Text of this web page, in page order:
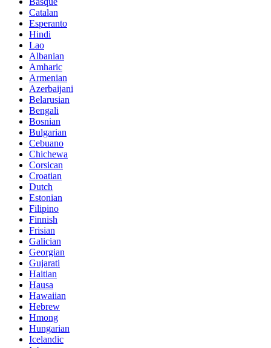
Catalan
Esperanto
Hindi
Lao
Albanian
Amharic
Armenian
Azerbaijani
Belarusian
Bengali
Bosnian
Bulgarian
Cebuano
Chichewa
Corsican
Croatian
Dutch
Estonian
Filipino
Finnish
Frisian
Galician
Georgian
Gujarati
Haitian
Hausa
Hawaiian
Hebrew
Hmong
Hungarian
Icelandic